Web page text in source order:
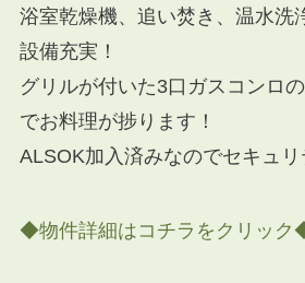
浴室乾燥機、追い焚き、温水洗
設備充実！
グリルが付いた3口ガスコンロ
でお料理が捗ります！
ALSOK加入済みなのでセキュリ
◆物件詳細はコチラをクリッ